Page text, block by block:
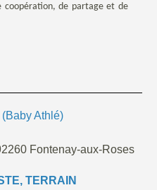
coopération, de partage et de
(Baby Athlé)
Fontenay-aux-Roses
TERRAIN